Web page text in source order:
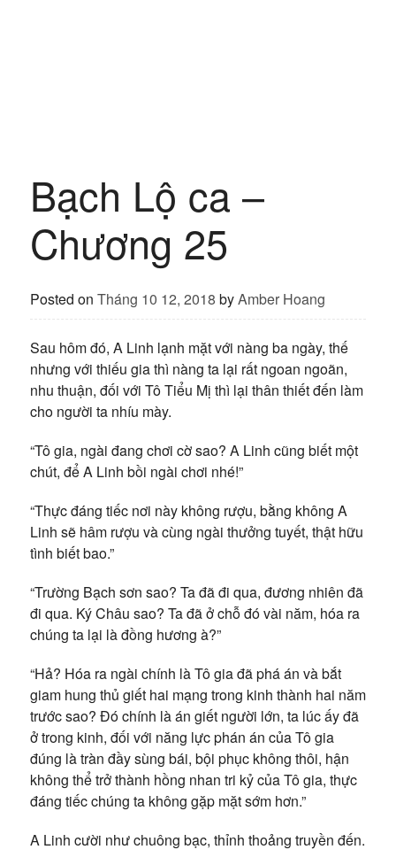
Bạch Lộ ca –
Chương 25
Posted on Tháng 10 12, 2018 byAmber Hoang
Sau hôm đó, A Linh lạnh mặt với nàng ba ngày, thế
nhưng với thiếu gia thì nàng ta lại rất ngoan ngoãn,
nhu thuận, đối với Tô Tiểu Mị thì lại thân thiết đến làm
cho người ta nhíu mày.
“Tô gia, ngài đang chơi cờ sao? A Linh cũng biết một
chút, để A Linh bồi ngài chơi nhé!”
“Thực đáng tiếc nơi này không rượu, bằng không A
Linh sẽ hâm rượu và cùng ngài thưởng tuyết, thật hữu
tình biết bao.”
“Trường Bạch sơn sao? Ta đã đi qua, đương nhiên đã
đi qua. Ký Châu sao? Ta đã ở chỗ đó vài năm, hóa ra
chúng ta lại là đồng hương à?”
“Hả? Hóa ra ngài chính là Tô gia đã phá án và bắt
giam hung thủ giết hai mạng trong kinh thành hai năm
trước sao? Đó chính là án giết người lớn, ta lúc ấy đã
ở trong kinh, đối với năng lực phán án của Tô gia
đúng là tràn đầy sùng bái, bội phục không thôi, hận
không thể trở thành hồng nhan tri kỷ của Tô gia, thực
đáng tiếc chúng ta không gặp mặt sớm hơn.”
A Linh cười như chuông bạc, thỉnh thoảng truyền đến.